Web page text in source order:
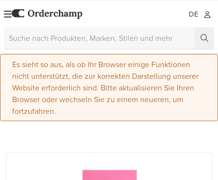
DE
Es sieht so aus, als ob Ihr Browser einige Funktionen
nicht unterstützt, die zur korrekten Darstellung unserer
Website erforderlich sind. Bitte aktualisieren Sie Ihren
Browser oder wechseln Sie zu einem neueren, um
fortzufahren.